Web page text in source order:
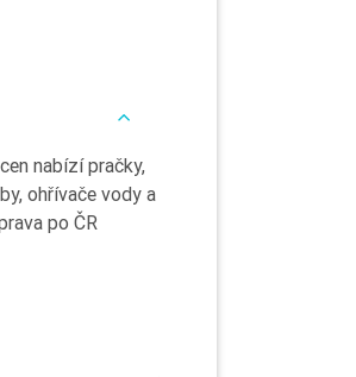
nabízí pračky,
ohřívače vody a
po ČR